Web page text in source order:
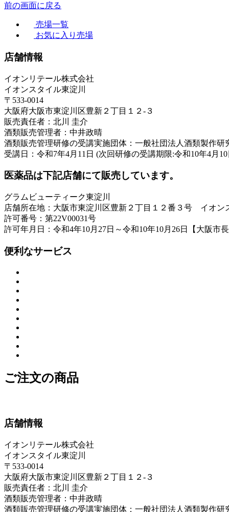
前の画面に戻る
売場一覧
お気に入り売場
店舗情報
イオンリテール株式会社
イオンスタイル東淀川
〒533-0014
大阪府大阪市東淀川区豊新２丁目１２-３
販売責任者：北川 圭介
酒類販売管理者：中井政晴
酒類販売管理研修の受講実施団体：一般社団法人酒類製作研
受講日：令和7年4月11日 (次回研修の受講期限:令和10年4月
医薬品は下記店舗にて販売しています。
グラムビューティーク東淀川
店舗所在地：大阪市東淀川区豊新２丁目１２番３号 イオン
許可番号：第22V00031号
許可年月日：令和4年10月27日～令和10年10月26日【大阪市
便利なサービス
ご注文の商品
店舗情報
イオンリテール株式会社
イオンスタイル東淀川
〒533-0014
大阪府大阪市東淀川区豊新２丁目１２-３
販売責任者：北川 圭介
酒類販売管理者：中井政晴
酒類販売管理研修の受講実施団体：一般社団法人酒類製作研